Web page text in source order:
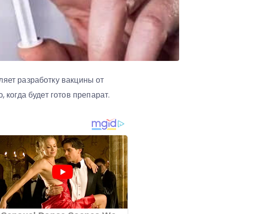
разработку вакцины от
будет готов препарат.